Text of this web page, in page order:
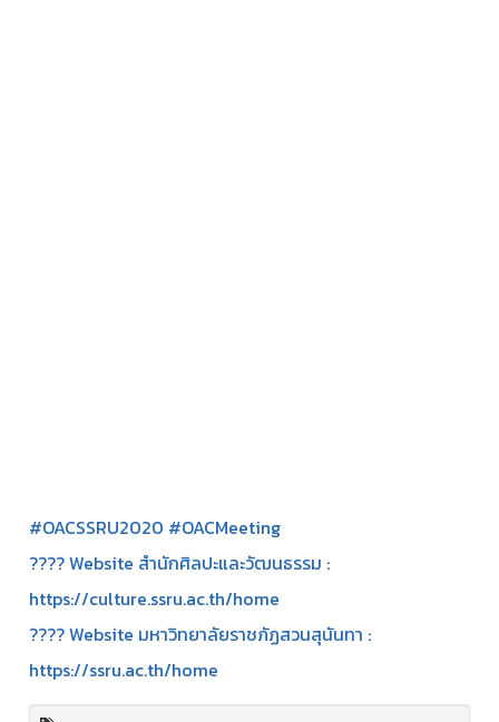
#OACSSRU2020 #OACMeeting
???? Website สำนักศิลปะและวัฒนธรรม :
https://culture.ssru.ac.th/home
???? Website มหาวิทยาลัยราชภัฏสวนสุนันทา :
https://ssru.ac.th/home